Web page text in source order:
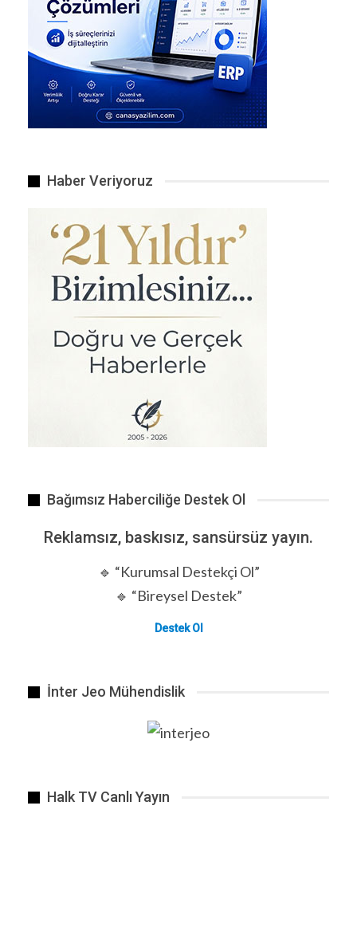
Cep telefonunu kaybeden oğlunu sandalyeye bağlayıp 5 saat…
Haber Veriyoruz
Bağımsız Haberciliğe Destek Ol
Reklamsız, baskısız, sansürsüz yayın.
🔹 “Kurumsal Destekçi Ol”
🔹 “Bireysel Destek”
Destek Ol
İnter Jeo Mühendislik
Halk TV Canlı Yayın